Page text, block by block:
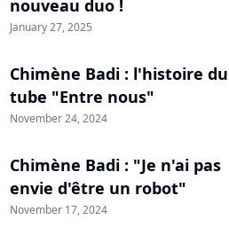
nouveau duo !
January 27, 2025
Chimène Badi : l'histoire du
tube "Entre nous"
November 24, 2024
Chimène Badi : "Je n'ai pas
envie d'être un robot"
November 17, 2024